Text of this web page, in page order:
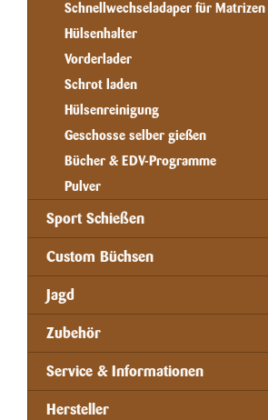
Schnellwechseladaper für Matrizen
Hülsenhalter
Vorderlader
Schrot laden
Hülsenreinigung
Geschosse selber gießen
Bücher & EDV-Programme
Pulver
Sport Schießen
Custom Büchsen
Jagd
Zubehör
Service & Informationen
Hersteller